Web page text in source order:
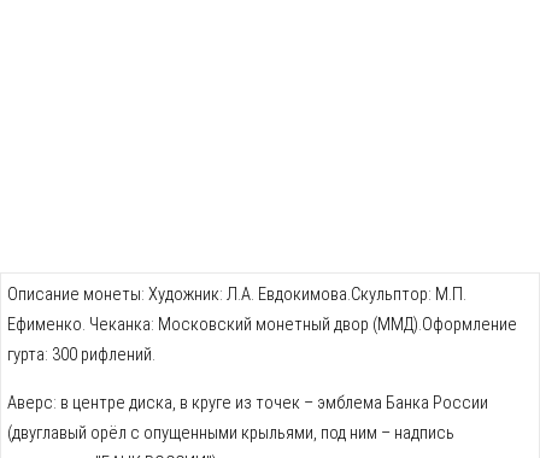
Описание монеты: Художник: Л.А. Евдокимова.Скульптор: М.П.
Ефименко. Чеканка: Московский монетный двор (ММД).Оформление
гурта: 300 рифлений.
Аверс: в центре диска, в круге из точек – эмблема Банка России
(двуглавый орёл с опущенными крыльями, под ним – надпись